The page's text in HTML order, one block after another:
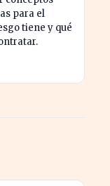
para el
tiene y qué